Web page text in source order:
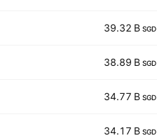
39.32 B SGD
38.89 B SGD
34.77 B SGD
34.17 B SGD